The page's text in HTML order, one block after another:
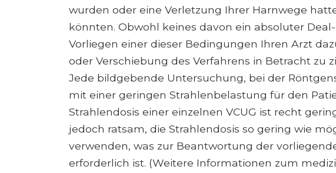
wurden oder eine Verletzung Ihrer Harnwege
könnten. Obwohl keines davon ein absoluter
Vorliegen einer dieser Bedingungen Ihren Arzt
oder Verschiebung des Verfahrens in Betracht zu
Jede bildgebende Untersuchung, bei der
mit einer geringen Strahlenbelastung für den
Strahlendosis einer einzelnen VCUG ist recht
jedoch ratsam, die Strahlendosis so gering wie
verwenden, was zur Beantwortung der
erforderlich ist. (Weitere Informationen zum